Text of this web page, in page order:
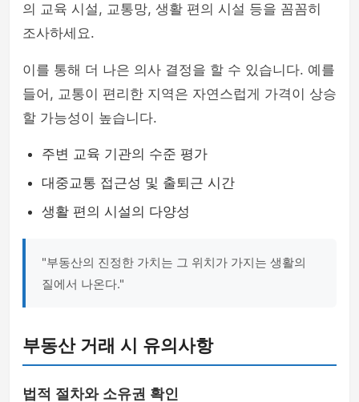
의 교육 시설, 교통망, 생활 편의 시설 등을 꼼꼼히
조사하세요.
이를 통해 더 나은 의사 결정을 할 수 있습니다. 예를
들어, 교통이 편리한 지역은 자연스럽게 가격이 상승
할 가능성이 높습니다.
주변 교육 기관의 수준 평가
대중교통 접근성 및 출퇴근 시간
생활 편의 시설의 다양성
"부동산의 진정한 가치는 그 위치가 가지는 생활의
질에서 나온다."
부동산 거래 시 유의사항
법적 절차와 소유권 확인